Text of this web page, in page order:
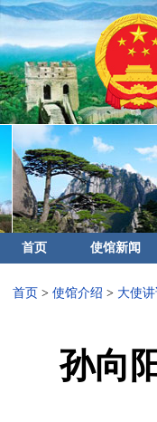
首页 使馆新闻
首页 > 使馆介绍 > 大使
孙向